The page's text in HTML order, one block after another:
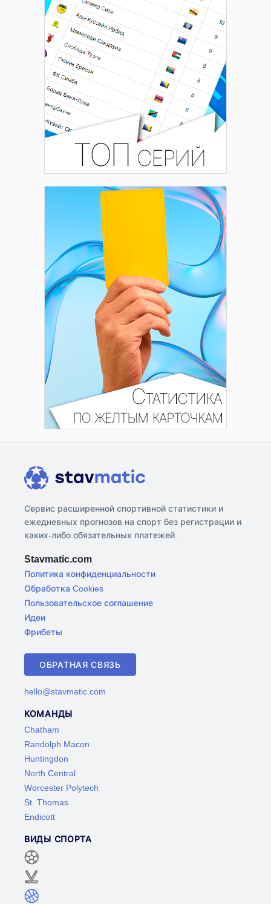
Сервис расширенной спортивной статистики и
ежедневных прогнозов на спорт без регистрации и
каких-либо обязательных платежей.
Stavmatic.com
Политика конфиденциальности
Обработка Cookies
Пользовательское соглашение
Идеи
Фрибеты
ОБРАТНАЯ СВЯЗЬ
hello@stavmatic.com
КОМАНДЫ
Chatham
Randolph Macon
Huntingdon
North Central
Worcester Polytech
St. Thomas
Endicott
ВИДЫ СПОРТА